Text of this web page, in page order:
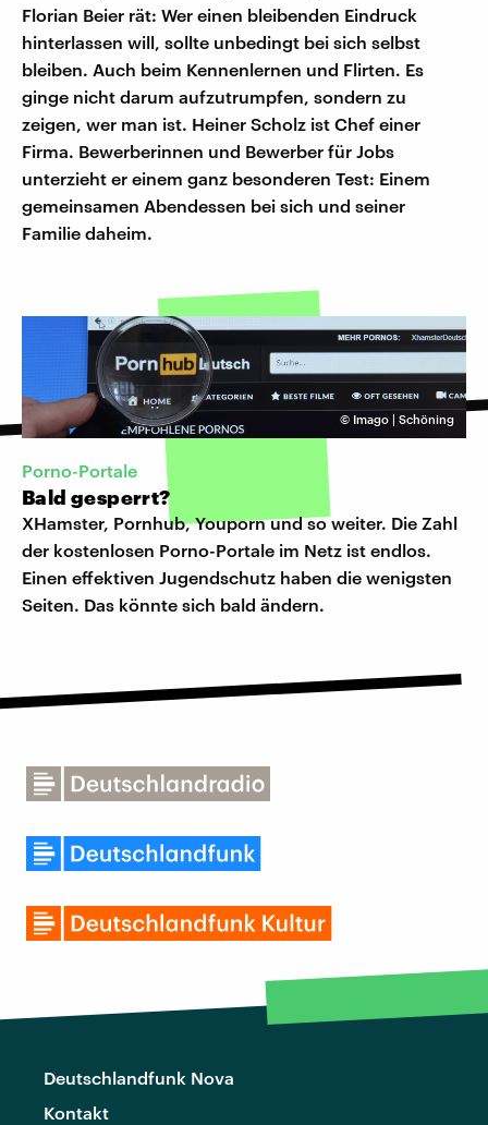
Florian Beier rät: Wer einen bleibenden Eindruck
hinterlassen will, sollte unbedingt bei sich selbst
bleiben. Auch beim Kennenlernen und Flirten. Es
ginge nicht darum aufzutrumpfen, sondern zu
zeigen, wer man ist. Heiner Scholz ist Chef einer
Firma. Bewerberinnen und Bewerber für Jobs
unterzieht er einem ganz besonderen Test: Einem
gemeinsamen Abendessen bei sich und seiner
Familie daheim.
© Imago | Schöning
Porno-Portale
Bald gesperrt?
XHamster, Pornhub, Youporn und so weiter. Die Zahl
der kostenlosen Porno-Portale im Netz ist endlos.
Einen effektiven Jugendschutz haben die wenigsten
Seiten. Das könnte sich bald ändern.
Deutschlandfunk Nova
Kontakt